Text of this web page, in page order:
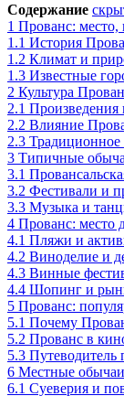
Содержание
1 Прованс: место,
1.1 История
1.2 Климат и
1.3 Известные
2 Культура
2.1 Произведения
2.2 Влияние
2.3 Традиционное
3 Типичные
3.1
3.2 Фестивали и
3.3 Музыка и
4 Прованс: место
4.1 Пляжи и
4.2 Виноделие и
4.3 Винные
4.4 Шопинг и
5 Прованс:
5.1 Почему
5.2 Прованс в
5.3 Путеводитель
6 Местные
6.1 Суеверия и